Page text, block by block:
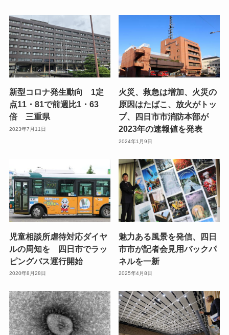
新型コロナ発生動向 1定
点11・81で前週比1・63
倍 三重県
2023年7月11日
火災、救急は増加、火災の
原因はたばこ、放火がトッ
プ、四日市市消防本部が
2023年の速報値を発表
2024年1月9日
児童相談所虐待対応ダイヤ
ルの周知を 四日市でラッ
ピングバス運行開始
2020年8月28日
魅力ある風景を発信、四日
市市が記者会見用バックパ
ネルを一新
2025年4月8日